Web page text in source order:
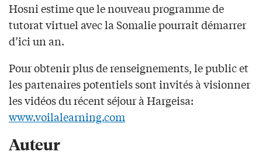
Hosni estime que le nouveau programme de
tutorat virtuel avec la Somalie pourrait démarrer
d’ici un an.
Pour obtenir plus de renseignements, le public et
les partenaires potentiels sont invités à visionner
les vidéos du récent séjour à Hargeisa:
www.voilalearning.com
Auteur